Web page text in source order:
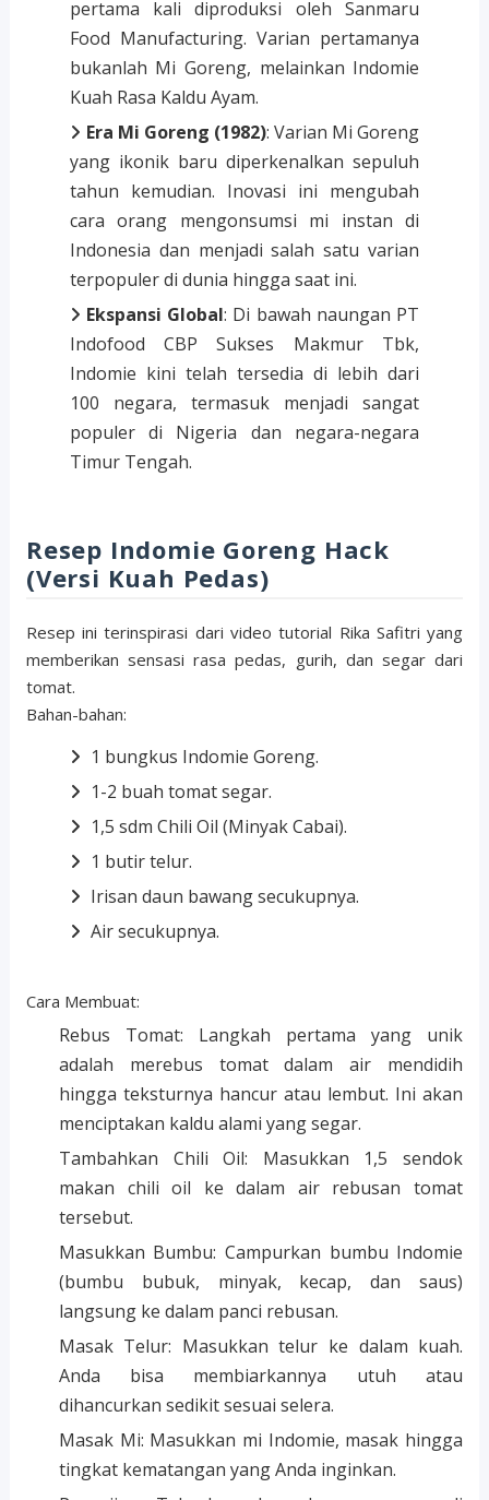
pertama kali diproduksi oleh Sanmaru
Food Manufacturing. Varian pertamanya
bukanlah Mi Goreng, melainkan Indomie
Kuah Rasa Kaldu Ayam.
Era Mi Goreng (1982): Varian Mi Goreng
yang ikonik baru diperkenalkan sepuluh
tahun kemudian. Inovasi ini mengubah
cara orang mengonsumsi mi instan di
Indonesia dan menjadi salah satu varian
terpopuler di dunia hingga saat ini.
Ekspansi Global: Di bawah naungan PT
Indofood CBP Sukses Makmur Tbk,
Indomie kini telah tersedia di lebih dari
100 negara, termasuk menjadi sangat
populer di Nigeria dan negara-negara
Timur Tengah.
Resep Indomie Goreng Hack
(Versi Kuah Pedas)
Resep ini terinspirasi dari video tutorial Rika Safitri yang
memberikan sensasi rasa pedas, gurih, dan segar dari
tomat.
Bahan-bahan:
1 bungkus Indomie Goreng.
1-2 buah tomat segar.
1,5 sdm Chili Oil (Minyak Cabai).
1 butir telur.
Irisan daun bawang secukupnya.
Air secukupnya.
Cara Membuat:
Rebus Tomat: Langkah pertama yang unik
adalah merebus tomat dalam air mendidih
hingga teksturnya hancur atau lembut. Ini akan
menciptakan kaldu alami yang segar.
Tambahkan Chili Oil: Masukkan 1,5 sendok
makan chili oil ke dalam air rebusan tomat
tersebut.
Masukkan Bumbu: Campurkan bumbu Indomie
(bumbu bubuk, minyak, kecap, dan saus)
langsung ke dalam panci rebusan.
Masak Telur: Masukkan telur ke dalam kuah.
Anda bisa membiarkannya utuh atau
dihancurkan sedikit sesuai selera.
Masak Mi: Masukkan mi Indomie, masak hingga
tingkat kematangan yang Anda inginkan.